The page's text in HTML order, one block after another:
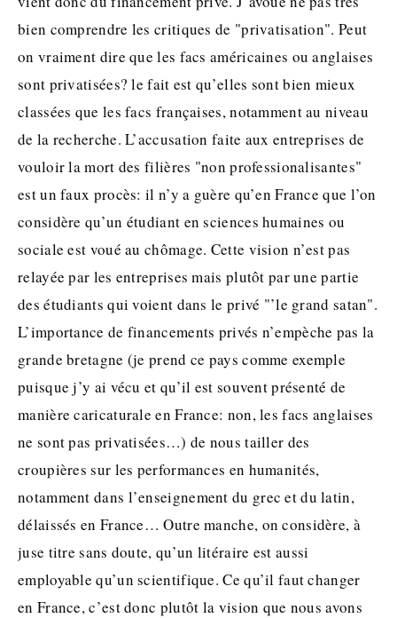
bien comprendre les critiques de "privatisation". Peut
on vraiment dire que les facs américaines ou anglaises
sont privatisées? le fait est qu’elles sont bien mieux
classées que les facs françaises, notamment au niveau
de la recherche. L’accusation faite aux entreprises de
vouloir la mort des filières "non professionalisantes"
est un faux procès: il n’y a guère qu’en France que l’on
considère qu’un étudiant en sciences humaines ou
sociale est voué au chômage. Cette vision n’est pas
relayée par les entreprises mais plutôt par une partie
des étudiants qui voient dans le privé "’le grand satan".
L’importance de financements privés n’empèche pas la
grande bretagne (je prend ce pays comme exemple
puisque j’y ai vécu et qu’il est souvent présenté de
manière caricaturale en France: non, les facs anglaises
ne sont pas privatisées…) de nous tailler des
croupières sur les performances en humanités,
notamment dans l’enseignement du grec et du latin,
délaissés en France… Outre manche, on considère, à
juse titre sans doute, qu’un litéraire est aussi
employable qu’un scientifique. Ce qu’il faut changer
en France, c’est donc plutôt la vision que nous avons